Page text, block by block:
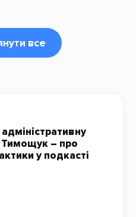
все
Тимощук – про
у подкасті